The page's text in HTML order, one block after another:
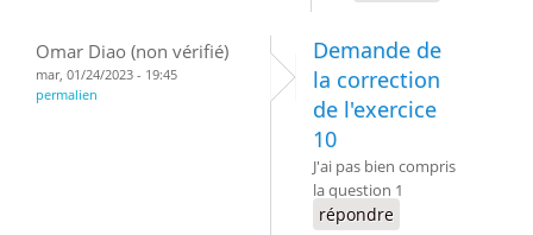
Omar Diao (non vérifié)
mar, 01/24/2023 - 19:45
permalien
Demande de
la correction
de l'exercice
10
J'ai pas bien compris
la question 1
répondre